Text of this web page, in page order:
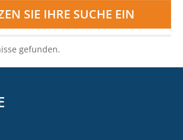
SIE IHRE SUCHE EIN
gefunden.